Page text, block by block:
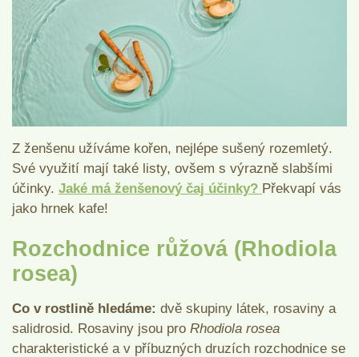
Z ženšenu užíváme kořen, nejlépe sušený rozemletý.
Své využití mají také listy, ovšem s výrazně slabšími
účinky. Jaké má ženšenový čaj účinky? Překvapí vás
jako hrnek kafe!
Rozchodnice růžová (Rhodiola
rosea)
Co v rostlině hledáme: dvě skupiny látek, rosaviny a
salidrosid. Rosaviny jsou pro Rhodiola rosea
charakteristické a v příbuzných druzích rozchodnice se